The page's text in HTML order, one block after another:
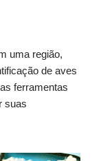
uma região,
de aves
ferramentas
suas